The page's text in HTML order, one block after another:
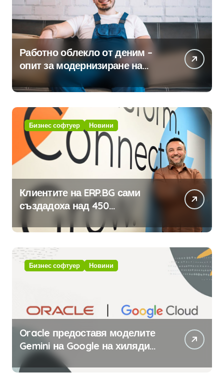
Работно облекло от деним –
опит за модернизиране на
традицията
Бизнес софтуер Новини
Клиентите на ERP.BG сами
създадоха над 450
приложения за ERP системата
с помощта на вградения в нея
изкуствен интелект
Бизнес софтуер Новини
Oracle предоставя моделите
Gemini на Google на хиляди
клиенти на бизнес
приложения